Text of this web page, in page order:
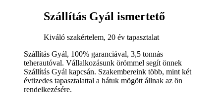
Szállítás Gyál ismertető
Kiváló szakértelem, 20 év tapasztalat
Szállítás Gyál, 100% garanciával, 3,5 tonnás
teherautóval. Vállalkozásunk örömmel segít önnek
Szállítás Gyál kapcsán. Szakembereink több, mint két
évtizedes tapasztalattal a hátuk mögött állnak az ön
rendelkezésére.